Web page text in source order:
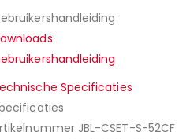
Specificaties
JBL-CSET-S-52CF